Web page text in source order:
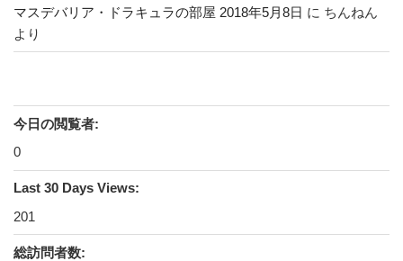
マスデバリア・ドラキュラの部屋 2018年5月8日 に ちんねん
より
今日の閲覧者:
0
Last 30 Days Views:
201
総訪問者数: